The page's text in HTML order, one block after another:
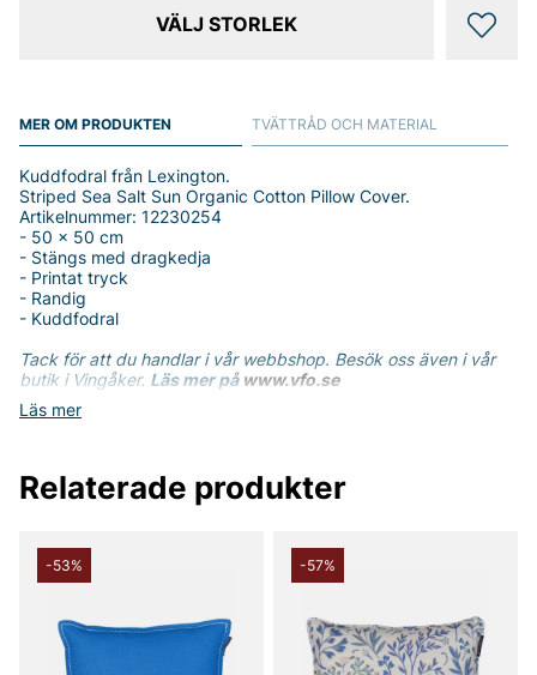
VÄLJ STORLEK
MER OM PRODUKTEN
Läs mer
Kuddfodral från Lexington.
Striped Sea Salt Sun Organic Cotton Pillow Cover.
Artikelnummer: 12230254
- 50 x 50 cm
- Stängs med dragkedja
- Printat tryck
- Randig
- Kuddfodral
Tack för att du handlar i vår webbshop. Besök oss även i vår
butik i Vingåker. Läs mer på www.vfo.se
TVÄTTRÅD OCH MATERIAL
Relaterade produkter
-53% -57%